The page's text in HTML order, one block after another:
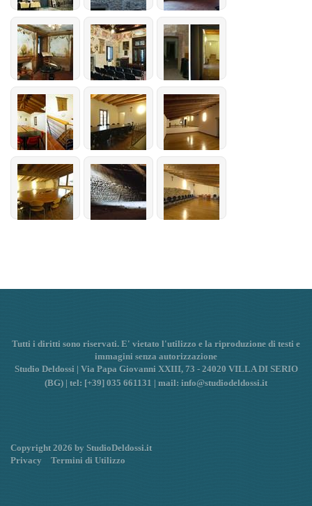
Tutti i diritti sono riservati. E' vietato l'utilizzo e la riproduzione di testi e
immagini senza autorizzazione
Studio Deldossi | Via Papa Giovanni XXIII, 73 - 24020 VILLA DI SERIO
(BG) | tel: [+39] 035 661131 | mail: info@studiodeldossi.it
Copyright 2026 by StudioDeldossi.it
Privacy
Termini di Utilizzo